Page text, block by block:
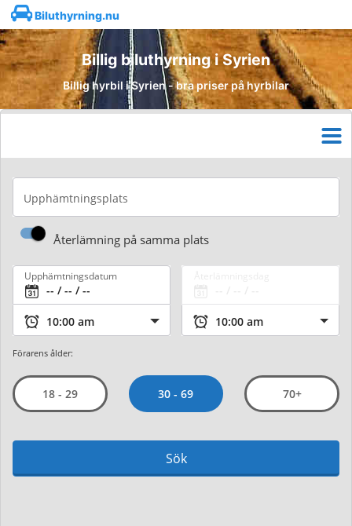
Biluthyrning.nu
Billig biluthyrning i Syrien
Billig hyrbil i Syrien - bra priser på hyrbilar
Upphämtningsplats
Återlämning på samma plats
Upphämtningsdatum
Förarens ålder:
18 - 29 30 - 69 70+
Sök